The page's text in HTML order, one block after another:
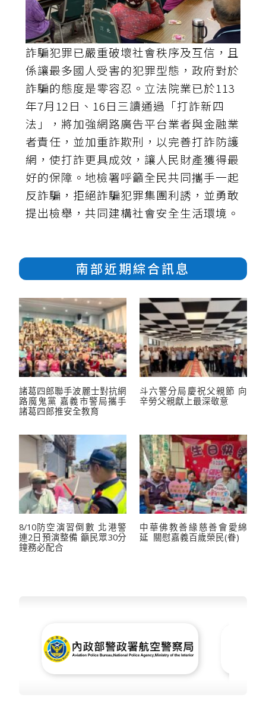
詐騙犯罪已嚴重破壞社會秩序及互信，且
係讓最多國人受害的犯罪型態，政府對於
詐騙的態度是零容忍。立法院業已於113
年7月12日、16日三讀通過「打詐新四
法」，將加強網路廣告平台業者與金融業
者責任，並加重詐欺刑，以完善打詐防護
網，使打詐更具成效，讓人民財產獲得最
好的保障。地檢署呼籲全民共同攜手一起
反詐騙，拒絕詐騙犯罪集團利誘，並勇敢
提出檢舉，共同建構社會安全生活環境。
南部近期綜合訊息
諸葛四郎聯手波麗士對抗網
路魔鬼黨 嘉義市警局攜手
諸葛四郎推安全教育
斗六警分局慶祝父親節 向
辛勞父親獻上最深敬意
8/10防空演習倒數 北港警
連2日預演整備 籲民眾30分
鐘務必配合
中華佛教善緣慈善會愛綿
延 關慰嘉義百歲榮民(眷)